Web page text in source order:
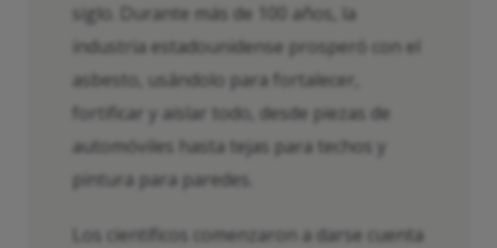
siglo. Durante más de 100 años, la
industria estadounidense prosperó con el
asbesto, usándolo para fortalecer,
fortificar y aislar todo, desde piezas de
automóviles hasta tejas para techos y
pintura para paredes.
Los científicos comenzaron a darse cuenta